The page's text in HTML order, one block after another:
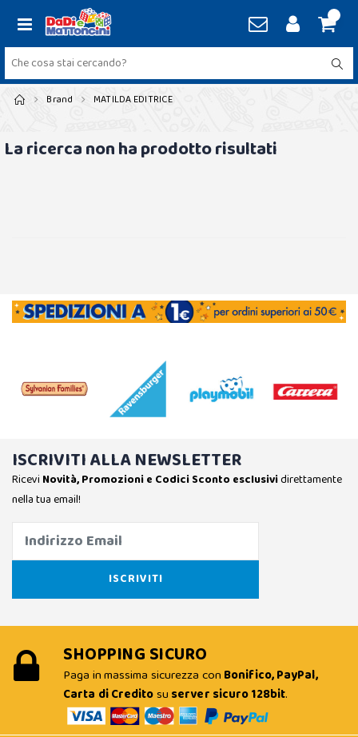
Brand MATILDA EDITRICE
La ricerca non ha prodotto risultati
ISCRIVITI ALLA NEWSLETTER
Ricevi Novità, Promozioni e Codici Sconto esclusividirettamente
nella tua email!
SHOPPING SICURO
Paga in massima sicurezza con Bonifico, PayPal,
Carta di Creditosu server sicuro 128bit.